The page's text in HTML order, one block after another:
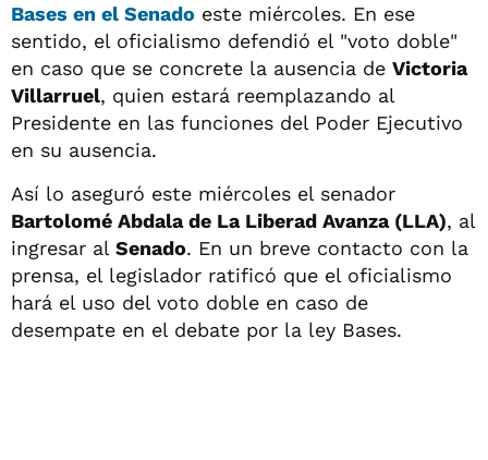
Bases en el Senado este miércoles. En ese
sentido, el oficialismo defendió el "voto doble"
en caso que se concrete la ausencia de Victoria
Villarruel, quien estará reemplazando al
Presidente en las funciones del Poder Ejecutivo
en su ausencia.
Así lo aseguró este miércoles el senador
Bartolomé Abdala de La Liberad Avanza (LLA), al
ingresar al Senado. En un breve contacto con la
prensa, el legislador ratificó que el oficialismo
hará el uso del voto doble en caso de
desempate en el debate por la ley Bases.